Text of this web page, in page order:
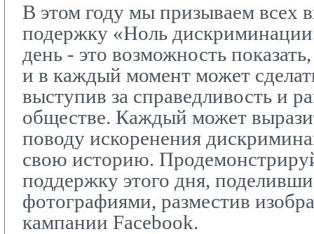
В этом году мы призываем всех
подержку «Ноль
день - это возможность
и в каждый момент может
выступив за справедливость и
обществе. Каждый может
поводу искоренения
свою историю.
поддержку этого дня,
фотографиями, разместив
кампании Facebook.